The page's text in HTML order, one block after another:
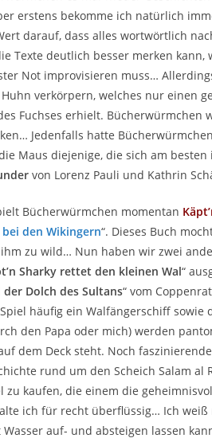
erstens bekomme ich natürlich
darauf, dass alles wortwörtlich
Texte deutlich besser merken
Not improvisieren muss…
verkörpern, welches nur einen
Fuchses erhielt.
Jedenfalls hatte
Maus diejenige, die sich am
von Lorenz Pauli und Kathrin
Bücherwürmchen momentan
bei den Wikingern“. Dieses Buch
zu wild… Nun haben wir zwei
Sharky rettet den kleinen Wal“
der Dolch des Sultans“ vom
häufig ein Walfängerschiff sowie
den Papa oder mich) werden
dem Deck steht. Noch
rund um den Scheich Salam
zu kaufen, die einem die
ich für recht überflüssig… Ich
auf- und absteigen lassen